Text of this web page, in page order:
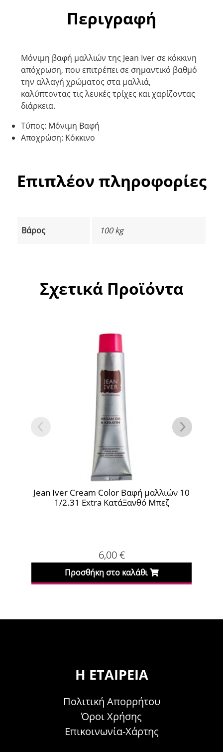
Περιγραφή
Μόνιμη βαφή μαλλιών της Jean Iver σε κόκκινη
απόχρωση, που επιτρέπει σε σημαντικό βαθμό
την αλλαγή χρώματος στα μαλλιά,
καλύπτοντας τις λευκές τρίχες και χαρίζοντας
διάρκεια.
Τύπος: Μόνιμη Βαφή
Αποχρώση: Κόκκινο
Επιπλέον πληροφορίες
Βάρος 100 kg
Σχετικά Προϊόντα
Jean Iver Cream Color Βαφή μαλλιών 10
1/2.31 Extra ΚατάΞανθό Μπεζ
6,00€
Προσθήκη στο καλάθι
Η ΕΤΑΙΡΕΊΑ
Πολιτική Απορρήτου
Όροι Χρήσης
Επικοινωνία-Χάρτης